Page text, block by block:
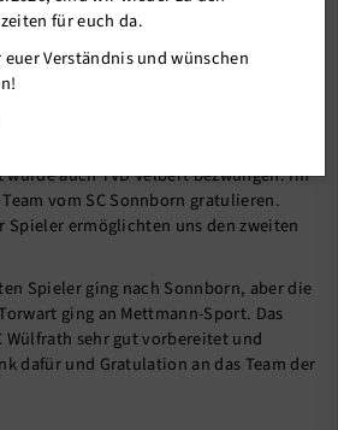
in Wülfrath konnte unser
D2-Team
erreichen. Mit zwei Siegen (gegen
Wülfrath 2) und einem Unentschieden
auch TVD Velbert bezwungen. Im
vom SC Sonnborn gratulieren.
Spieler ermöglichten uns den zweiten
Spieler ging nach Sonnborn, aber die
ging an Mettmann-Sport. Das
Wülfrath sehr gut vorbereitet und
dafür und Gratulation an das Team der
für euch da.
Verständnis und wünschen